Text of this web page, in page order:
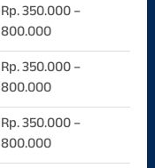
Rp. 350.000 –
800.000
Rp. 350.000 –
800.000
Rp. 350.000 –
800.000